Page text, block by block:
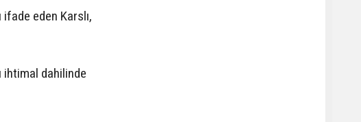
eden Karslı,
ihtimal dahilinde